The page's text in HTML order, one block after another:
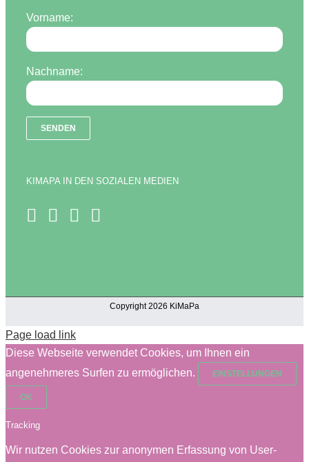
Vorname:
Nachname:
KIMAPA IN DEN SOZIALEN MEDIEN
Copyright 2026 KiMaPa
Page load link
Diese Webseite verwendet Cookies, um Ihnen ein
angenehmeres Surfen zu ermöglichen.
EINSTELLUNGEN
OK
Tracking
Wir nutzen Cookies zur anonymen Erfassung von User-